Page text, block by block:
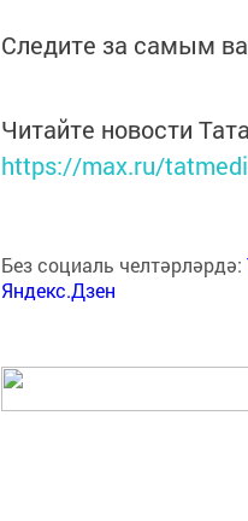
Следите за самым
Читайте новости
https://max.ru/
Без социаль челтәрләрдә:
Яндекс.Дзен